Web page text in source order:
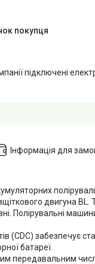
покупця
підключені
Інформація для
двигуна BL.
Полірувальні
(CDC) забезпечує
батареї.
передавальним